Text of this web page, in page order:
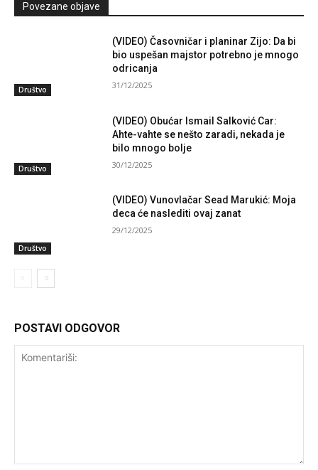
Povezane objave
Društvo
(VIDEO) Časovničar i planinar Zijo: Da bi
bio uspešan majstor potrebno je mnogo
odricanja
31/12/2025
Društvo
(VIDEO) Obućar Ismail Salković Car:
Ahte-vahte se nešto zaradi, nekada je
bilo mnogo bolje
30/12/2025
Društvo
(VIDEO) Vunovlačar Sead Marukić: Moja
deca će naslediti ovaj zanat
29/12/2025
POSTAVI ODGOVOR